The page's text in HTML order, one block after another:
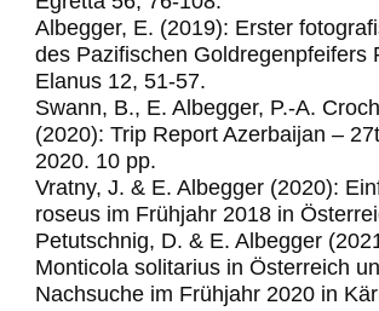
Albegger, E. (2019): Erster
des Pazifischen Goldregenpfeifers
Elanus 12, 51-57.
Swann, B., E. Albegger, P.-A.
(2020): Trip Report Azerbaijan –
2020. 10 pp.
Vratny, J. & E. Albegger (2020):
roseus im Frühjahr 2018 in
Petutschnig, D. & E. Albegger
Monticola solitarius in Österreich
Nachsuche im Frühjahr 2020 in